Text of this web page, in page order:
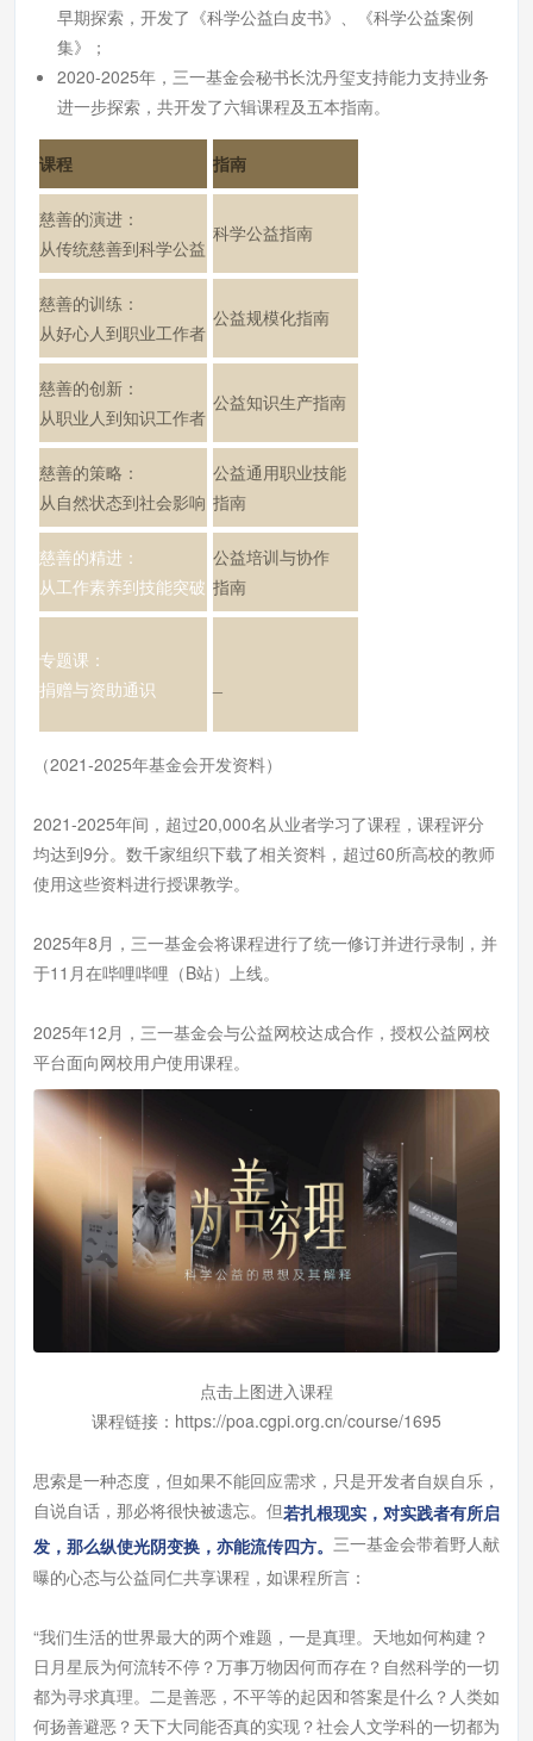
早期探索，开发了《科学公益白皮书》、《科学公益案例
集》；
2020-2025年，三一基金会秘书长沈丹玺支持能力支持业务
进一步探索，共开发了六辑课程及五本指南。
课程 指南
慈善的演进：
从传统慈善到科学公益
科学公益指南
慈善的训练：
从好心人到职业工作者
公益规模化指南
慈善的创新：
从职业人到知识工作者
公益知识生产指南
慈善的策略：
从自然状态到社会影响
公益通用职业技能
指南
慈善的精进：
从工作素养到技能突破
公益培训与协作
指南
专题课：
捐赠与资助通识
（2021-2025年基金会开发资料）
2021-2025年间，超过20,000名从业者学习了课程，课程评分
均达到9分。数千家组织下载了相关资料，超过60所高校的教师
使用这些资料进行授课教学。
2025年8月，三一基金会将课程进行了统一修订并进行录制，并
于11月在哔哩哔哩（B站）上线。
2025年12月，三一基金会与公益网校达成合作，授权公益网校
平台面向网校用户使用课程。
点击上图进入课程
课程链接：https://poa.cgpi.org.cn/course/1695
思索是一种态度，但如果不能回应需求，只是开发者自娱自乐，
自说自话，那必将很快被遗忘。但若扎根现实，对实践者有所启
发，那么纵使光阴变换，亦能流传四方。 三一基金会带着野人献
曝的心态与公益同仁共享课程，如课程所言：
“我们生活的世界最大的两个难题，一是真理。天地如何构建？
日月星辰为何流转不停？万事万物因何而存在？自然科学的一切
都为寻求真理。二是善恶，不平等的起因和答案是什么？人类如
何扬善避恶？天下大同能否真的实现？社会人文学科的一切都为